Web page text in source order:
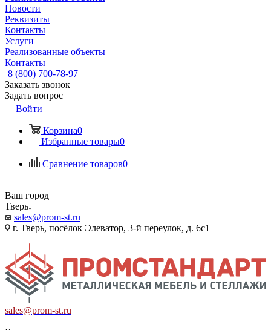
Новости
Реквизиты
Контакты
Услуги
Реализованные объекты
Контакты
8 (800) 700-78-97
Заказать звонок
Задать вопрос
Войти
Корзина0
Избранные товары0
Сравнение товаров0
Ваш город
Тверь
sales@prom-st.ru
г. Тверь, посёлок Элеватор, 3-й переулок, д. 6с1
sales@prom-st.ru